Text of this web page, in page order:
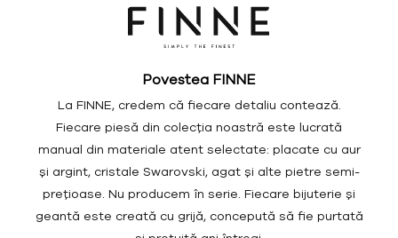
Povestea FINNE
La FINNE, credem că fiecare detaliu contează.
Fiecare piesă din colecția noastră este lucrată
manual din materiale atent selectate: placate cu aur
și argint, cristale Swarovski, agat și alte pietre semi-
prețioase. Nu producem în serie. Fiecare bijuterie și
geantă este creată cu grijă, concepută să fie purtată